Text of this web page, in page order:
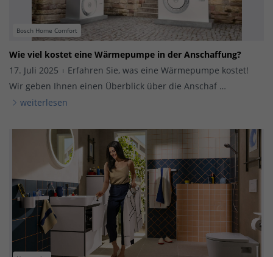
Bosch Home Comfort
Wie viel kostet eine Wärmepumpe in der Anschaffung?
17. Juli 2025
Erfahren Sie, was eine Wärmepumpe kostet!
Wir geben Ihnen einen Überblick über die Anschaf …
weiterlesen